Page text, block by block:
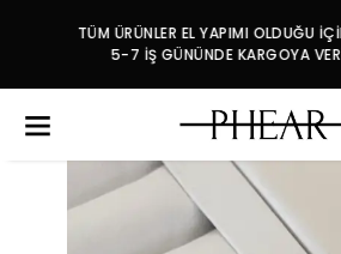
TÜM ÜRÜNLER EL YAPIMI OLDUĞU
5-7 İŞ GÜNÜNDE KARGOYA